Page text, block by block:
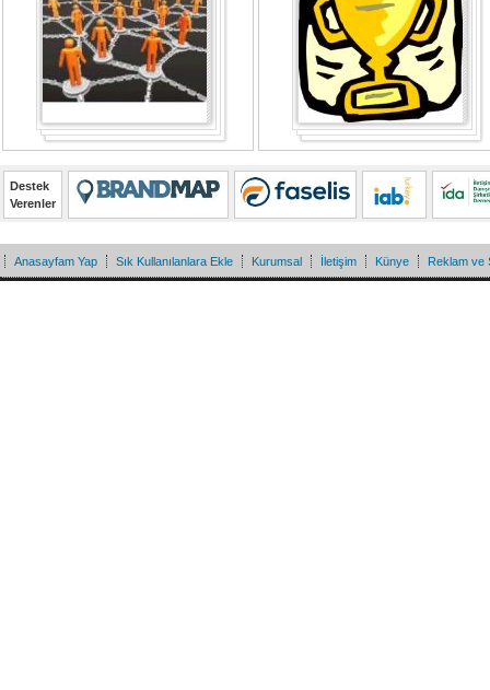
Destek
Verenler
Anasayfam Yap Sık Kullanılanlara Ekle Kurumsal İletişim Künye Reklam ve